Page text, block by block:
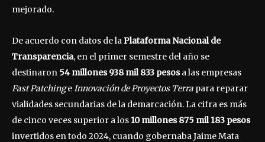
mejorado.
De acuerdo con datos de laPlataforma Nacional de
Transparencia, en el primer semestre del año se
destinaron 54 millones 938 mil 833 pesosa las empresas
Fast PatchingeInnovación de Proyectos Terra para reparar
vialidades secundarias de la demarcación. La cifra es más
de cinco veces superior a los 10 millones 875 mil 183 pesos
invertidos en todo 2024, cuando gobernaba Jaime Mata